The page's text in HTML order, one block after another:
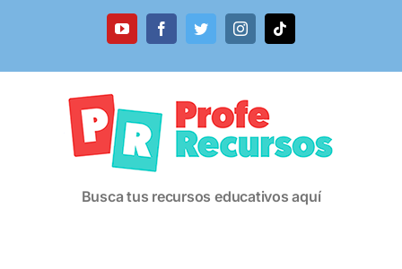
YouTubeFacebookTwitterInstagramTiktok
Busca tus recursos educativos aquí